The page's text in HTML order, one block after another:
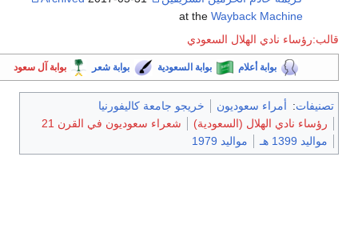
at theWayback Machine
نادي الهلال السعودي
بوابة أعلام بوابة السعودية بوابة شعر بوابة آل سعود
تصنيفات: أمراء سعوديون
خريجو جامعة كاليفورنيا
رؤساء نادي الهلال (السعودية)
شعراء سعوديون في القرن 21
مواليد 1399 هـ
مواليد 1979